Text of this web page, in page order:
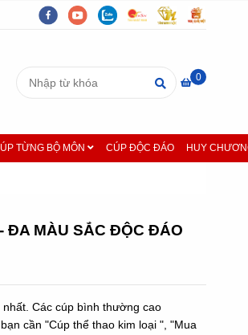
0
TỪNG BỘ MÔN CÚP ĐỘC ĐÁO HUY
ĐA MÀU SẮC ĐỘC ĐÁO
Các cúp bình thường cao
cần "Cúp thể thao kim loại ", "Mua